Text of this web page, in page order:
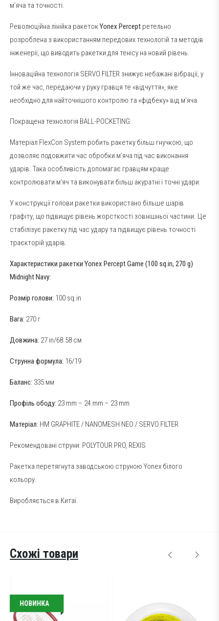
м’яча та точності.
Революційна лінійка ракетокYonex Percept ретельно
розроблена з використанням передових технологій та методів
інженерії, що виводить ракетки для тенісу на новий рівень.
Інноваційна технологія SERVO FILTER знижує небажані вібрації, у
той же час, передаючи у руку гравця те «відчуття», яке
необхідно для найточнішого контролю та «фідбеку» від м’яча.
Покращена технологія BALL-POCKETING:
Матеріал FlexCon System робить ракетку більш гнучкою, що
дозволяє подовжити час обробки м’яча під час виконання
ударів. Така особливість допомагає гравцям краще
контролювати м’яч та виконувати більш акуратні і точні удари.
У конструкції голови ракетки використано більше шарів
графіту, що підвищує рівень жорсткості зовнішньої частини. Це
стабілізує ракетку під час удару та підвищує рівень точності
траєкторій ударів.
Характеристики ракетки Yonex Percept Game (100 sq.in, 270 g)
Midnight Navy:
Розмір голови: 100 sq.in
Вага: 270 г
Довжина: 27 in/68.58 см
Струнна формула: 16/19
Баланс: 335 мм
Профіль ободу: 23 mm – 24 mm – 23 mm
Матеріал: HM GRAPHITE / NANOMESH NEO / SERVO FILTER
Рекомендовані струни: POLYTOUR PRO, REXIS
Ракетка перетягнута заводською струною Yonex білого
кольору.
Виробляється в Китаї.
Схожі товари
НОВИНКА